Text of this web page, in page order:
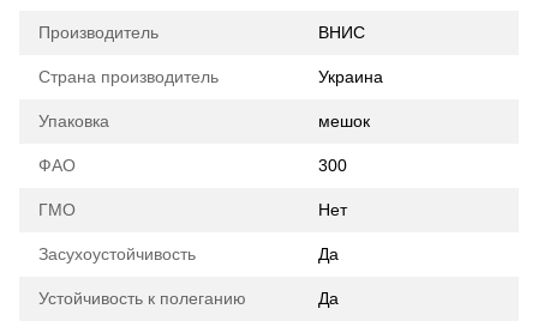
Производитель ВНИС
Страна производитель Украина
Упаковка мешок
ФАО 300
ГМО Нет
Засухоустойчивость Да
Устойчивость к полеганию Да